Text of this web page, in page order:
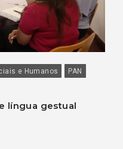
e Humanos
PAN
língua gestual